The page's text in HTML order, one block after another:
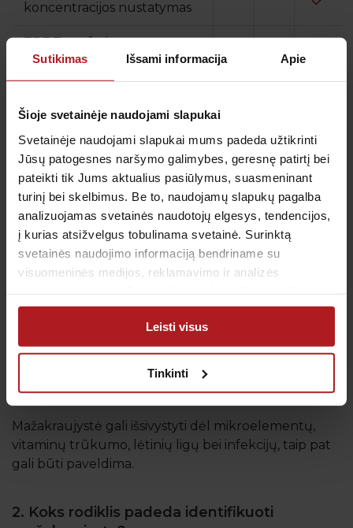
Sutikimas Išsami informacija Apie
Šioje svetainėje naudojami slapukai
Svetainėje naudojami slapukai mums padeda užtikrinti
Jūsų patogesnes naršymo galimybes, geresnę patirtį bei
pateikti tik Jums aktualius pasiūlymus, suasmeninant
turinį bei skelbimus. Be to, naudojamų slapukų pagalba
analizuojamas svetainės naudotojų elgesys, tendencijos,
į kurias atsižvelgus tobulinama svetainė. Surinktą
svetainės naudojimo informaciją bendriname su
visuomeninės medijos, reklamavimo ir analizės
arba naudojant paslaugas surinktos informacijos.
Leisti visus
Tinkinti
koncentracijos nustatymas
TRF Transferino
koncentracijos nustatymas
Fe Geležis
Cu Laisvasis varis
Zn Cinko koncentracijos
nustatymas
D.U.K.
1. Kas lemia mažakraujystės išsivystymą?
Mažakraujystė gali išsivystyti dėl mikroelementų,
vitaminų trūkumo, lėtinių ligų bei infekcijų, taip pat
gali būti paveldima.
2. Koks rodiklis padeda identifikuoti